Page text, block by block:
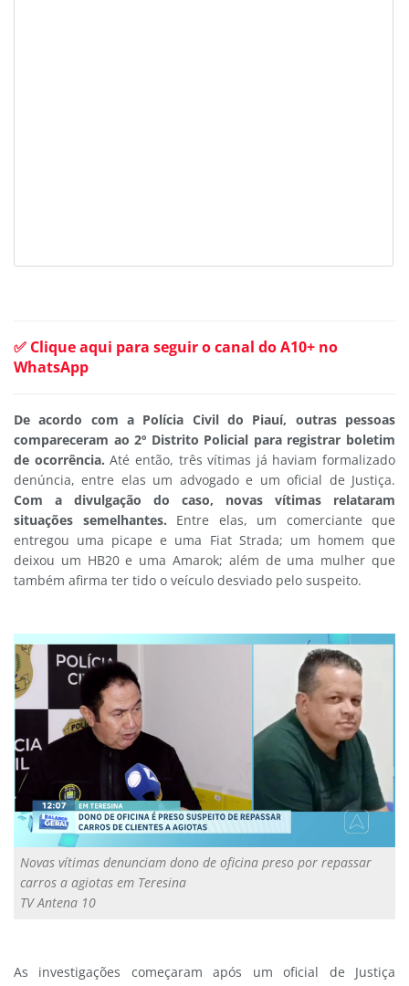
✅ Clique aqui para seguir o canal do A10+ no
WhatsApp
De acordo com a Polícia Civil do Piauí, outras pessoas
compareceram ao 2º Distrito Policial para registrar boletim
de ocorrência.Até então, três vítimas já haviam formalizado
denúncia, entre elas um advogado e um oficial de Justiça.
Com a divulgação do caso, novas vítimas relataram
situações semelhantes. Entre elas, um comerciante que
entregou uma picape e uma Fiat Strada; um homem que
deixou um HB20 e uma Amarok; além de uma mulher que
também afirma ter tido o veículo desviado pelo suspeito.
Novas vítimas denunciam dono de oficina preso por repassar
carros a agiotas em Teresina
TV Antena 10
As investigações começaram após um oficial de Justiça